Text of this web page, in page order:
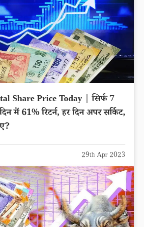
Share Price Today | सिर्फ 7
में 61% रिटर्न, हर दिन अपर सर्किट,
29th Apr 2023